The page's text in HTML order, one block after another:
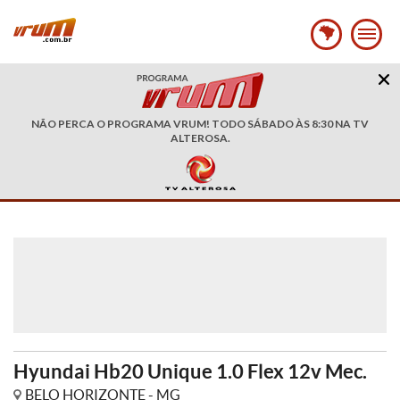
NÃO PERCA O PROGRAMA VRUM! TODO SÁBADO ÀS 8:30 NA TV
ALTEROSA.
Hyundai Hb20 Unique 1.0 Flex 12v Mec.
BELO HORIZONTE - MG